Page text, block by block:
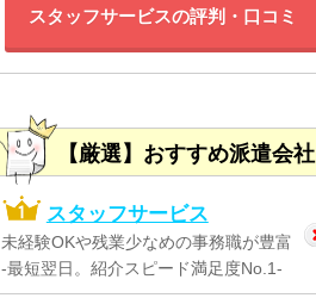
スタッフサービスの評判・口コミ
【厳選】おすすめ派遣会社
スタッフサービス
未経験OKや残業少なめの事務職が豊富
-最短翌日。紹介スピード満足度No.1-